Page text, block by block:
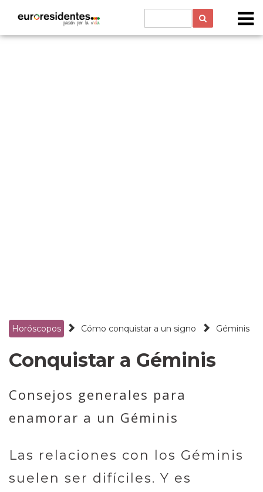
Horóscopos Cómo conquistar a un signo Géminis
Conquistar a Géminis
Consejos generales para
enamorar a un Géminis
Las relaciones con los Géminis
suelen ser difíciles. Y es